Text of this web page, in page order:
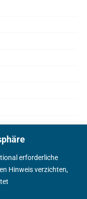
erforderliche
Hinweis verzichten,